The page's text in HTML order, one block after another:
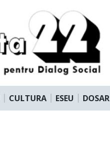
CULTURA ESEU DOSAR